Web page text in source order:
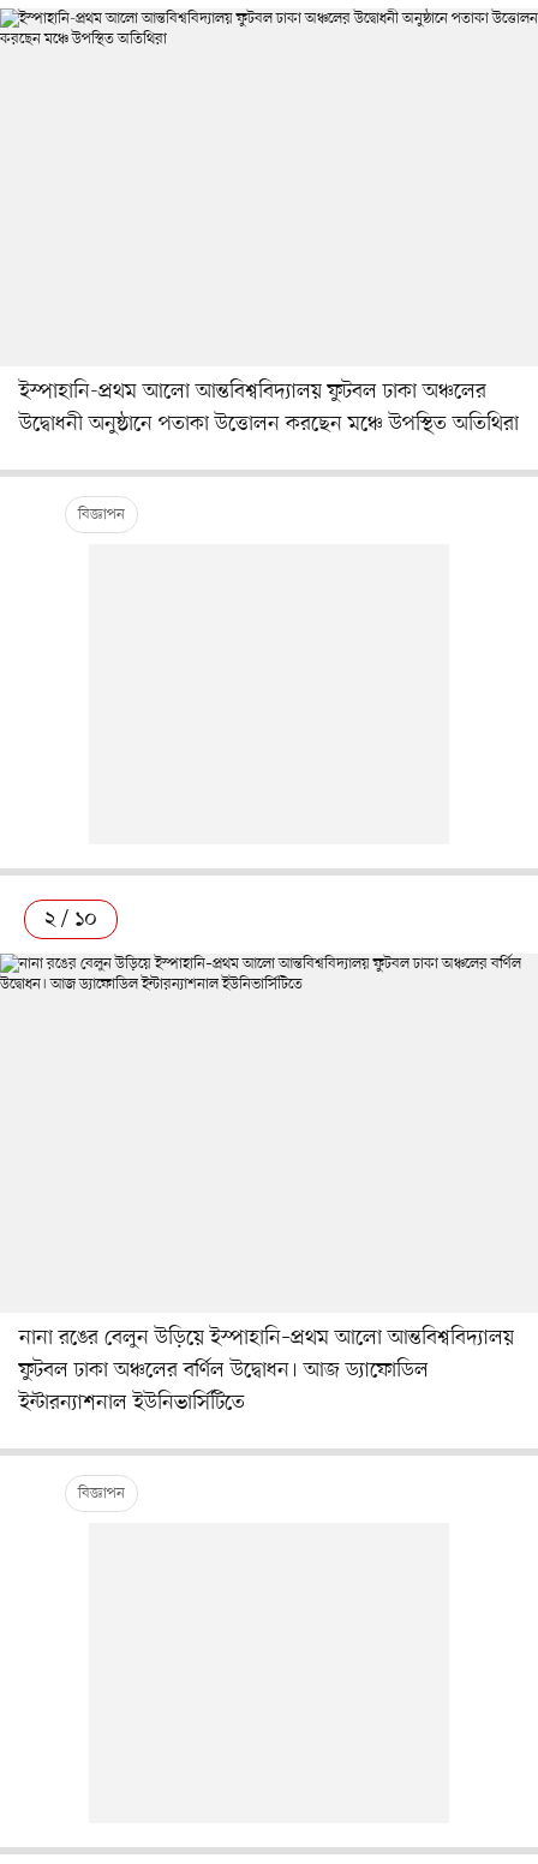
ইস্পাহানি-প্রথম আলো আন্তবিশ্ববিদ্যালয় ফুটবল ঢাকা অঞ্চলের
উদ্বোধনী অনুষ্ঠানে পতাকা উত্তোলন করছেন মঞ্চে উপস্থিত অতিথিরা
২ / ১০
নানা রঙের বেলুন উড়িয়ে ইস্পাহানি–প্রথম আলো আন্তবিশ্ববিদ্যালয়
ফুটবল ঢাকা অঞ্চলের বর্ণিল উদ্বোধন। আজ ড্যাফোডিল
ইন্টারন্যাশনাল ইউনিভার্সিটিতে